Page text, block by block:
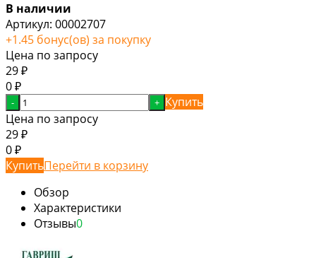
В наличии
Артикул: 00002707
+1.45 бонус(ов) за покупку
Цена по запросу
29 ₽
0 ₽
- + Купить
Цена по запросу
29 ₽
0 ₽
КупитьПерейти в корзину
Обзор
Характеристики
Отзывы0